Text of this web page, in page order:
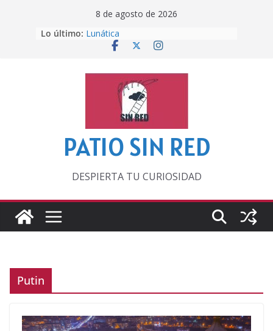
8 de agosto de 2026
Lo último: Lunática
Pero, hasta entonces…
‘La broma infinita’ de recomendar
lecturas veraniegas
Otra del Mundial
PATIO SIN RED
DESPIERTA TU CURIOSIDAD
Putin